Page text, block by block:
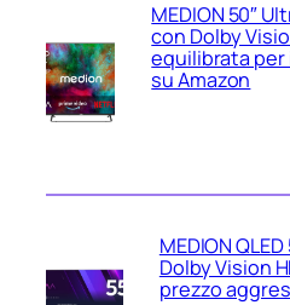
MEDION 50″
con Dolby
equilibrata
su Amazon
MEDION
Dolby Vision
prezzo